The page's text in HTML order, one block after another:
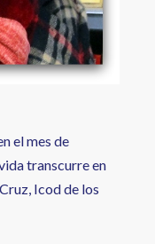
el mes de
transcurre en
Icod de los